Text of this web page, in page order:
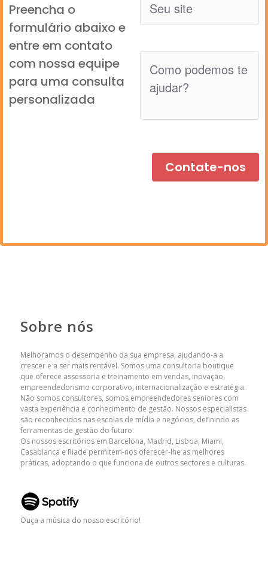
Preencha o
formulário abaixo e
entre em contato
com nossa equipe
para uma consulta
personalizada
Sobre nós
Melhoramos o desempenho da sua empresa, ajudando-a a
crescer e a ser mais rentável. Somos uma consultoria boutique
que oferece assessoria e treinamento em vendas, inovação,
empreendedorismo corporativo, internacionalização e estratégia.
Não somos consultores, somos empreendedores seniores com
vasta experiência e conhecimento de gestão. Nossos especialistas
são reconhecidos nas escolas de mídia e negócios, definindo as
ferramentas de gestão do futuro.
Os nossos escritórios em Barcelona, ​​Madrid, Lisboa, Miami,
Casablanca e Riade permitem-nos oferecer-lhe as melhores
práticas, adoptando o que funciona de outros sectores e culturas.
Ouça a música do nosso escritório!